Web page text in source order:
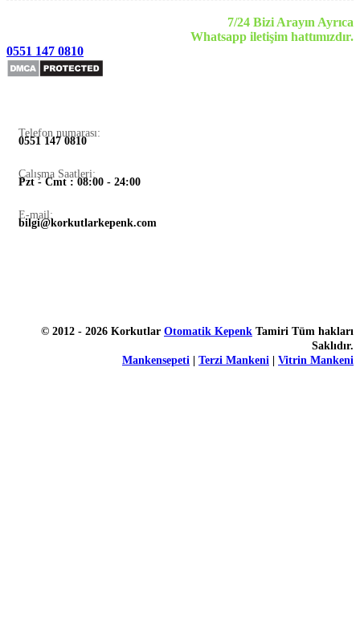
7/24 Bizi Arayın Ayrıca
Whatsapp iletişim hattımızdır.
0551 147 0810
Telefon numarası:
0551 147 0810
Çalışma Saatleri:
Pzt - Cmt : 08:00 - 24:00
E-mail:
bilgi@korkutlarkepenk.com
© 2012 - 2026 Korkutlar Otomatik Kepenk Tamiri Tüm hakları
Saklıdır.
Mankensepeti
Terzi Mankeni Vitrin Mankeni